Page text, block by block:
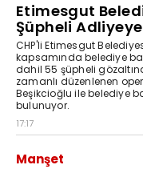
Etimesgut
Şüpheli
CHP'li Etimesgut
kapsamında belediye
dahil 55 şüpheli
zamanlı düzenlenen
Beşikcioğlu ile belediye
bulunuyor.
17:17
Manşet